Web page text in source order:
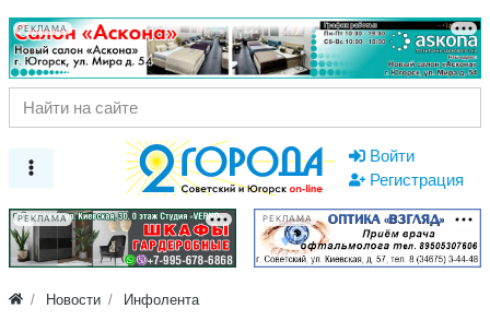
РЕКЛАМА
Войти
Регистрация
РЕКЛАМА РЕКЛАМА
Новости Инфолента